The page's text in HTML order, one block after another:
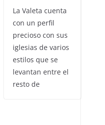
La Valeta cuenta
con un perfil
precioso con sus
iglesias de varios
estilos que se
levantan entre el
resto de